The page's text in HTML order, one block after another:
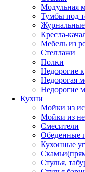
Модульная
Тумбы под
Кресла-
Мебель из
Стеллажи
Полки
Недорогие
Недорогая
Недорогие
Кухни
Мойки из
Мойки из
Смесители
Обеденные
Кухонные
Стулья,